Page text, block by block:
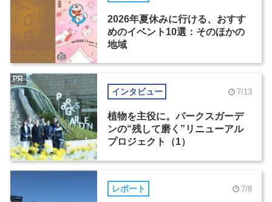
2026年夏休みに行ける、おすす
めのイベント10選：そのほかの
地域
インタビュー 7/13
植物を主役に。パークスガーデ
ンの“残して磨く”リニューアル
プロジェクト（1）
PR
レポート 7/8